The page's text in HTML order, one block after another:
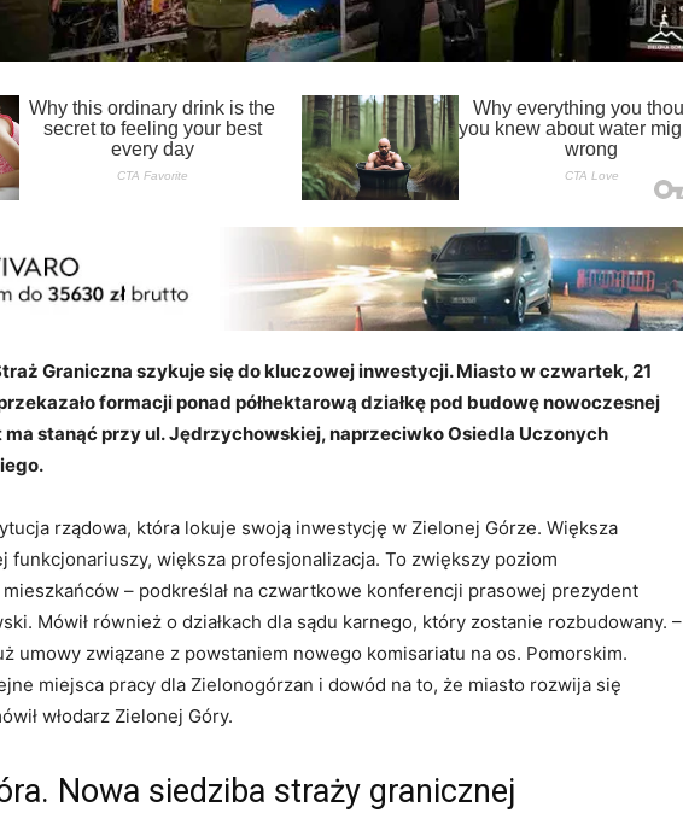
Graniczna szykuje się do kluczowej inwestycji. Miasto w czwartek, 21
formacji ponad półhektarową działkę pod budowę nowoczesnej
stanąć przy ul. Jędrzychowskiej, naprzeciwko Osiedla Uczonych
rządowa, która lokuje swoją inwestycję w Zielonej Górze. Większa
funkcjonariuszy, większa profesjonalizacja. To zwiększy poziom
– podkreślał na czwartkowe konferencji prasowej prezydent
Mówił również o działkach dla sądu karnego, który zostanie rozbudowany. –
umowy związane z powstaniem nowego komisariatu na os. Pomorskim.
miejsca pracy dla Zielonogórzan i dowód na to, że miasto rozwija się
włodarz Zielonej Góry.
Nowa siedziba straży granicznej